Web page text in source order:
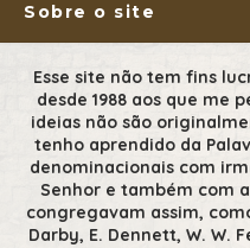
Sobre o site
Esse site não tem fins
desde 1988 aos que me
ideias não são
tenho aprendido da
denominacionais com
Senhor e também com
congregavam assim,
Darby, E. Dennett, W. W.